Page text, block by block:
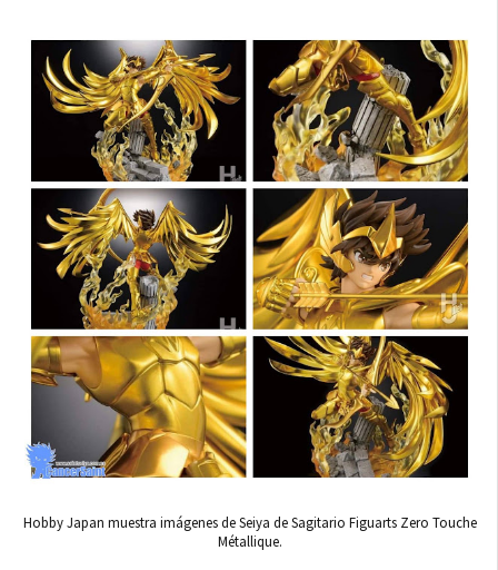
Hobby Japan muestra imágenes de Seiya de Sagitario Figuarts Zero Touche
Métallique.